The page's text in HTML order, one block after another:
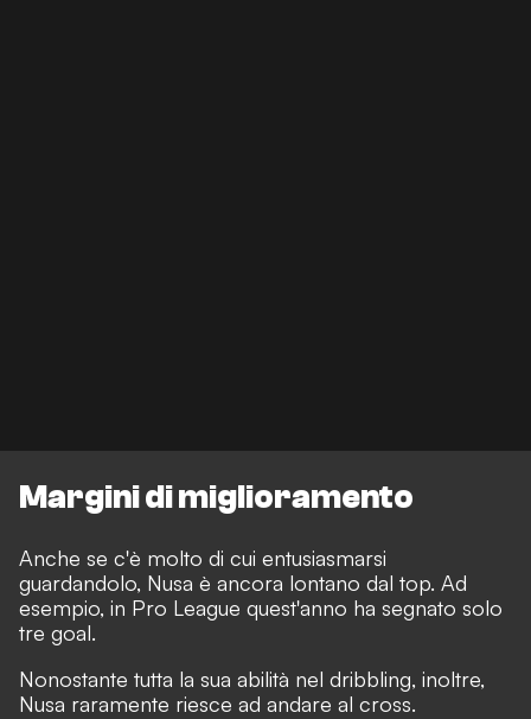
Margini di miglioramento
Anche se c'è molto di cui entusiasmarsi
guardandolo, Nusa è ancora lontano dal top. Ad
esempio, in Pro League quest'anno ha segnato solo
tre goal.
Nonostante tutta la sua abilità nel dribbling, inoltre,
Nusa raramente riesce ad andare al cross.